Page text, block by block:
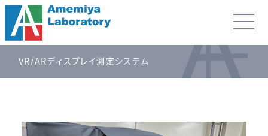
VR/ARディスプレイ測定システム